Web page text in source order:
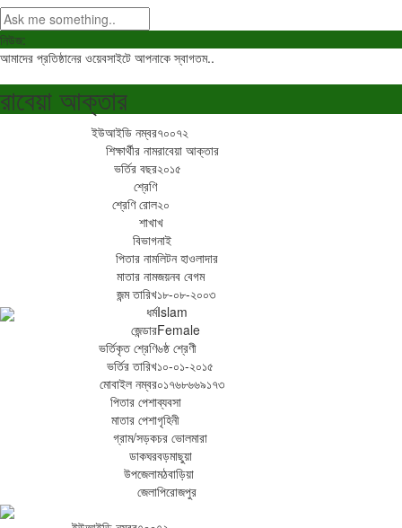
নিউজ:
আমাদের প্রতিষ্ঠানের ওয়েবসাইটে আপনাকে স্বাগতম..
রাবেয়া আক্তার
ইউআইডি নম্বর৭০০৭২
শিক্ষার্থীর নামরাবেয়া আক্তার
ভর্তির বছর২০১৫
শ্রেণি
শ্রেণি রোল২০
শাখাখ
বিভাগনাই
পিতার নামলিটন হাওলাদার
মাতার নামজয়নব বেগম
জন্ম তারিখ১৮-০৮-২০০৩
ধর্মIslam
জেন্ডারFemale
ভর্তিকৃত শ্রেণি৬ষ্ঠ শ্রেণী
ভর্তির তারিখ১০-০১-২০১৫
মোবাইল নম্বর০১৭৬৮৬৬৯১৭৩
পিতার পেশাব্যবসা
মাতার পেশাগৃহিনী
গ্রাম/সড়কচর ভোলমারা
ডাকঘরবড়মাছুয়া
উপজেলামঠবাড়িয়া
জেলাপিরোজপুর